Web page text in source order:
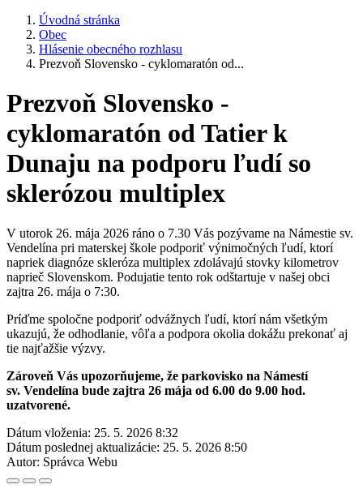
Úvodná stránka
Obec
Hlásenie obecného rozhlasu
Prezvoň Slovensko - cyklomaratón od...
Prezvoň Slovensko -
cyklomaratón od Tatier k
Dunaju na podporu ľudí so
sklerózou multiplex
V utorok 26. mája 2026 ráno o 7.30 Vás pozývame na Námestie sv.
Vendelína pri materskej škole podporiť výnimočných ľudí, ktorí
napriek diagnóze skleróza multiplex zdolávajú stovky kilometrov
naprieč Slovenskom. Podujatie tento rok odštartuje v našej obci
zajtra 26. mája o 7:30.
Príďme spoločne podporiť odvážnych ľudí, ktorí nám všetkým
ukazujú, že odhodlanie, vôľa a podpora okolia dokážu prekonať aj
tie najťažšie výzvy.
Zároveň Vás upozorňujeme, že parkovisko na Námestí
sv. Vendelína bude zajtra 26 mája od 6.00 do 9.00 hod.
uzatvorené.
Dátum vloženia: 25. 5. 2026 8:32
Dátum poslednej aktualizácie: 25. 5. 2026 8:50
Autor: Správca Webu